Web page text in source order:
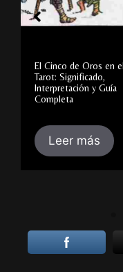
El Cinco de Oros en el
Tarot: Significado,
Interpretación y Guía
Completa
Leer más